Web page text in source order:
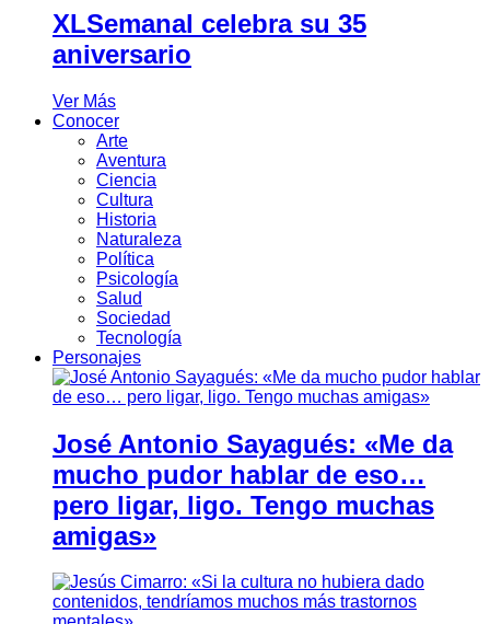
XLSemanal celebra su 35
aniversario
Ver Más
Conocer
Arte
Aventura
Ciencia
Cultura
Historia
Naturaleza
Política
Psicología
Salud
Sociedad
Tecnología
Personajes
José Antonio Sayagués: «Me da
mucho pudor hablar de eso…
pero ligar, ligo. Tengo muchas
amigas»